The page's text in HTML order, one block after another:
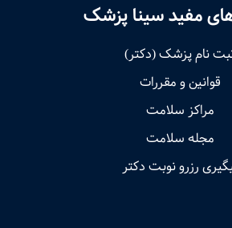
مفید سینا پزشک
نام پزشک (دکتر)
قوانین و مقررات
مراکز سلامت
مجله سلامت
رزرو نوبت دکتر